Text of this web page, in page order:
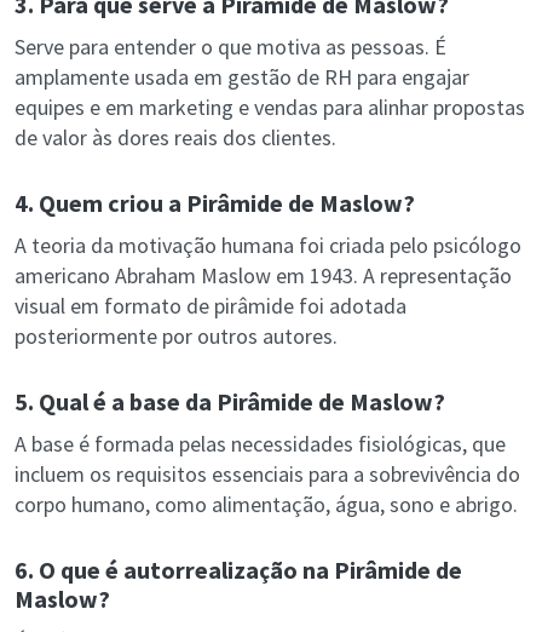
Serve para entender o que motiva as pessoas. É
amplamente usada em gestão de RH para engajar
equipes e em marketing e vendas para alinhar propostas
de valor às dores reais dos clientes.
4. Quem criou a Pirâmide de Maslow?
A teoria da motivação humana foi criada pelo psicólogo
americano Abraham Maslow em 1943. A representação
visual em formato de pirâmide foi adotada
posteriormente por outros autores.
5. Qual é a base da Pirâmide de Maslow?
A base é formada pelas necessidades fisiológicas, que
incluem os requisitos essenciais para a sobrevivência do
corpo humano, como alimentação, água, sono e abrigo.
6. O que é autorrealização na Pirâmide de
Maslow?